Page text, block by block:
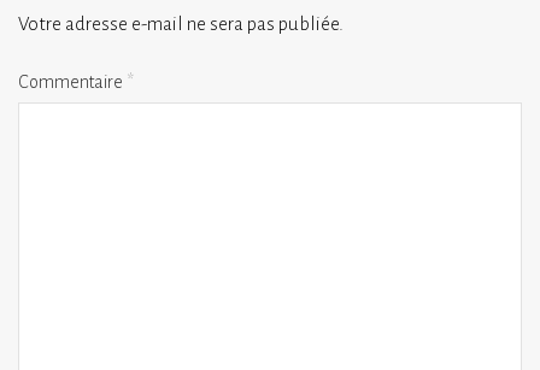
Votre adresse e-mail ne sera pas publiée.
Commentaire *